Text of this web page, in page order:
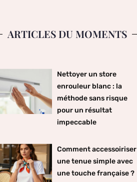
ARTICLES DU MOMENTS
Nettoyer un store
enrouleur blanc : la
méthode sans risque
pour un résultat
impeccable
Comment accessoiriser
une tenue simple avec
une touche française ?